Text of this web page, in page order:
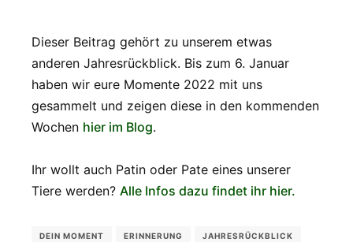
Dieser Beitrag gehört zu unserem etwas
anderen Jahresrückblick. Bis zum 6. Januar
haben wir eure Momente 2022 mit uns
gesammelt und zeigen diese in den kommenden
Wochen hier im Blog.
Ihr wollt auch Patin oder Pate eines unserer
Tiere werden? Alle Infos dazu findet ihr hier.
DEIN MOMENT ERINNERUNG JAHRESRÜCKBLICK